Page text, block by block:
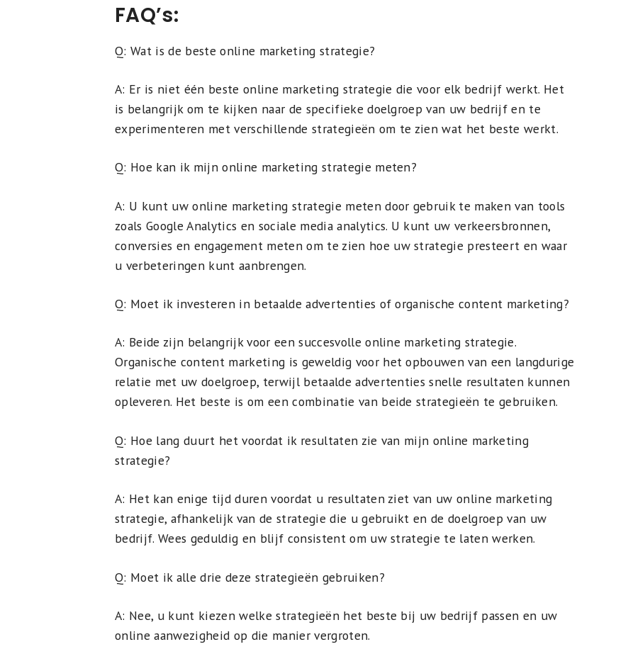
FAQ’s:
Q: Wat is de beste online marketing strategie?
A: Er is niet één beste online marketing strategie die voor elk bedrijf werkt. Het
is belangrijk om te kijken naar de specifieke doelgroep van uw bedrijf en te
experimenteren met verschillende strategieën om te zien wat het beste werkt.
Q: Hoe kan ik mijn online marketing strategie meten?
A: U kunt uw online marketing strategie meten door gebruik te maken van tools
zoals Google Analytics en sociale media analytics. U kunt uw verkeersbronnen,
conversies en engagement meten om te zien hoe uw strategie presteert en waar
u verbeteringen kunt aanbrengen.
Q: Moet ik investeren in betaalde advertenties of organische content marketing?
A: Beide zijn belangrijk voor een succesvolle online marketing strategie.
Organische content marketing is geweldig voor het opbouwen van een langdurige
relatie met uw doelgroep, terwijl betaalde advertenties snelle resultaten kunnen
opleveren. Het beste is om een combinatie van beide strategieën te gebruiken.
Q: Hoe lang duurt het voordat ik resultaten zie van mijn online marketing
strategie?
A: Het kan enige tijd duren voordat u resultaten ziet van uw online marketing
strategie, afhankelijk van de strategie die u gebruikt en de doelgroep van uw
bedrijf. Wees geduldig en blijf consistent om uw strategie te laten werken.
Q: Moet ik alle drie deze strategieën gebruiken?
A: Nee, u kunt kiezen welke strategieën het beste bij uw bedrijf passen en uw
online aanwezigheid op die manier vergroten.